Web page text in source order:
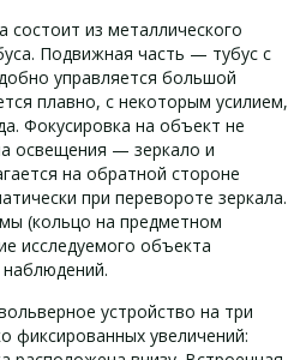
состоит из металлического
Подвижная часть — тубус с
управляется большой
плавно, с некоторым усилием,
Фокусировка на объект не
освещения — зеркало и
на обратной стороне
при перевороте зеркала.
(кольцо на предметном
исследуемого объекта
устройство на три
фиксированных увеличений: